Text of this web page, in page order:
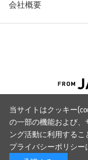
会社概要
当サイトはクッキー
の一部の機能および、
ング活動に利用するこ
プライバシーポリシー